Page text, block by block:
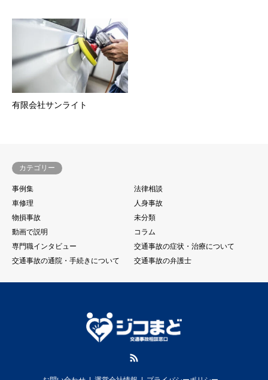
有限会社サンライト
カテゴリー
事例集
法律相談
車修理
人身事故
物損事故
未分類
動画で説明
コラム
専門職インタビュー
交通事故の症状・治療について
交通事故の通院・手続きについて
交通事故の弁護士